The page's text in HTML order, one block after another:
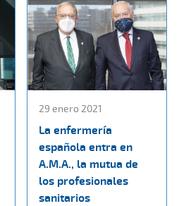
29 enero 2021
La enfermería
española entra en
A.M.A., la mutua de
los profesionales
sanitarios